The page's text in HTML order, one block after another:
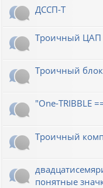
ДССП-Т
Троичный ЦАП
Троичный
"One-TRIBBLE
Троичный
понятные